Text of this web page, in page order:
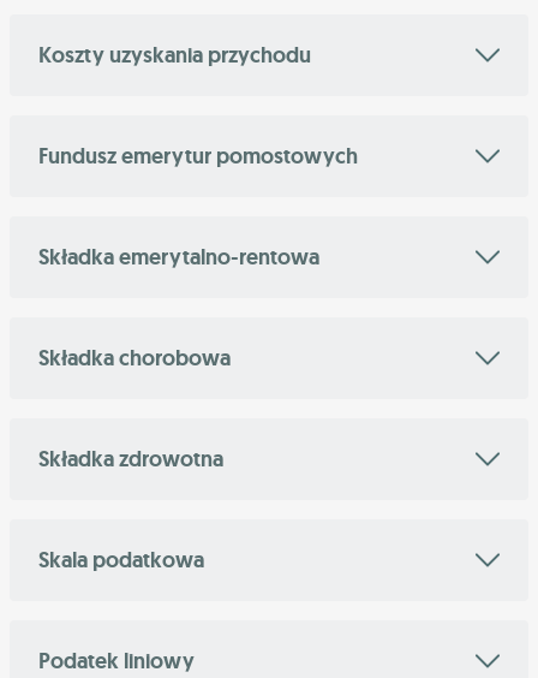
Koszty uzyskania przychodu
Fundusz emerytur pomostowych
Składka emerytalno-rentowa
Składka chorobowa
Składka zdrowotna
Skala podatkowa
Podatek liniowy